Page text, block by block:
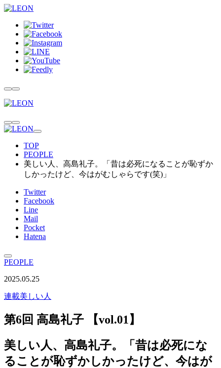
TOP
PEOPLE
美しい人、高島礼子。「昔は必死になることが恥ずか
しかったけど、今はがむしゃらです(笑)」
Twitter
Facebook
Line
Mail
Pocket
Hatena
PEOPLE
2025.05.25
連載美しい人
第6回 高島礼子 【vol.01】
美しい人、高島礼子。「昔は必死にな
ることが恥ずかしかったけど、今はが